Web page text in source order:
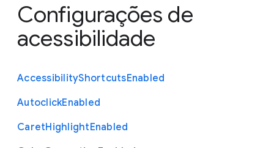
Configurações de
acessibilidade
AccessibilityShortcutsEnabled
AutoclickEnabled
CaretHighlightEnabled